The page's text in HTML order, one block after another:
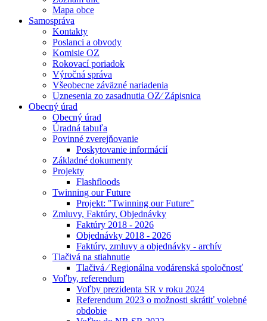
Mapa obce
Samospráva
Kontakty
Poslanci a obvody
Komisie OZ
Rokovací poriadok
Výročná správa
Všeobecne záväzné nariadenia
Uznesenia zo zasadnutia OZ⁄ Zápisnica
Obecný úrad
Obecný úrad
Úradná tabuľa
Povinné zverejňovanie
Poskytovanie informácií
Základné dokumenty
Projekty
Flashfloods
Twinning our Future
Projekt: "Twinning our Future"
Zmluvy, Faktúry, Objednávky
Faktúry 2018 - 2026
Objednávky 2018 - 2026
Faktúry, zmluvy a objednávky - archív
Tlačivá na stiahnutie
Tlačivá ⁄ Regionálna vodárenská spoločnosť
Voľby, referendum
Voľby prezidenta SR v roku 2024
Referendum 2023 o možnosti skrátiť volebné
obdobie